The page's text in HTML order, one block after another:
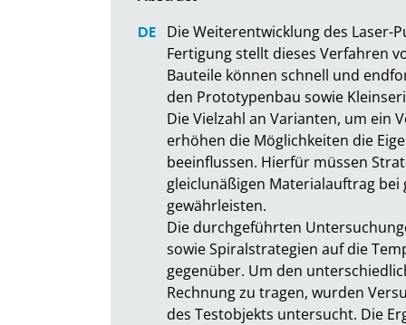
Die Weiterentwicklung des Laser-
Fertigung stellt dieses Verfahren
Bauteile können schnell und
den Prototypenbau sowie
Die Vielzahl an Varianten, um ein
erhöhen die Möglichkeiten die
beeinflussen. Hierfür müssen
gleiclunäßigen Materialauftrag
gewährleisten.
Die durchgeführten
sowie Spiralstrategien auf die
gegenüber. Um den
Rechnung zu tragen, wurden
des Testobjekts untersucht. Die